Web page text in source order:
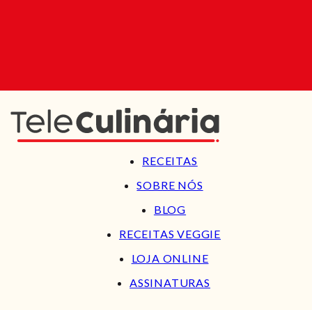
RECEITAS
SOBRE NÓS
BLOG
RECEITAS VEGGIE
LOJA ONLINE
ASSINATURAS